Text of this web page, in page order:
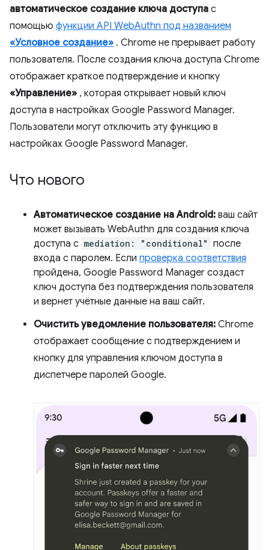
автоматическое создание ключа доступа с
помощью функции API WebAuthn под названием
«Условное создание» . Chrome не прерывает работу
пользователя. После создания ключа доступа Chrome
отображает краткое подтверждение и кнопку
«Управление» , которая открывает новый ключ
доступа в настройках Google Password Manager.
Пользователи могут отключить эту функцию в
настройках Google Password Manager.
Что нового
Автоматическое создание на Android: ваш сайт
может вызывать WebAuthn для создания ключа
доступа с mediation: "conditional" после
входа с паролем. Если проверка соответствия
пройдена, Google Password Manager создаст
ключ доступа без подтверждения пользователя
и вернет учётные данные на ваш сайт.
Очистить уведомление пользователя: Chrome
отображает сообщение с подтверждением и
кнопку для управления ключом доступа в
диспетчере паролей Google.